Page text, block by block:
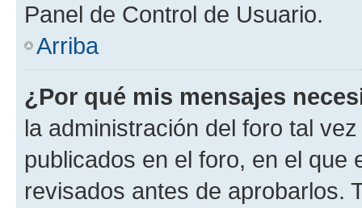
Panel de Control de Usuario.
Arriba
¿Por qué mis mensajes
la administración del foro tal
publicados en el foro, en el
revisados antes de aprobarlos.